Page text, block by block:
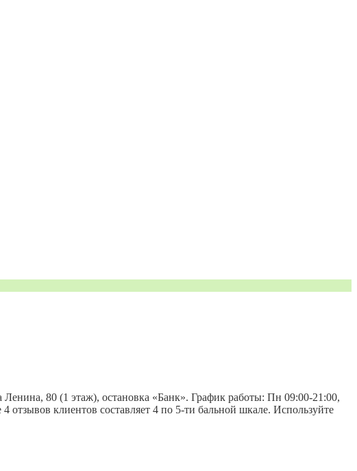
80 (1 этаж), остановка «Банк». График работы: Пн 09:00-21:00,
клиентов составляет 4 по 5-ти бальной шкале. Используйте